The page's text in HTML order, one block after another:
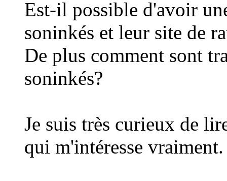
Est-il possible d'avoir
soninkés et leur site de
De plus comment sont
soninkés?
Je suis très curieux de
qui m'intéresse vraiment.